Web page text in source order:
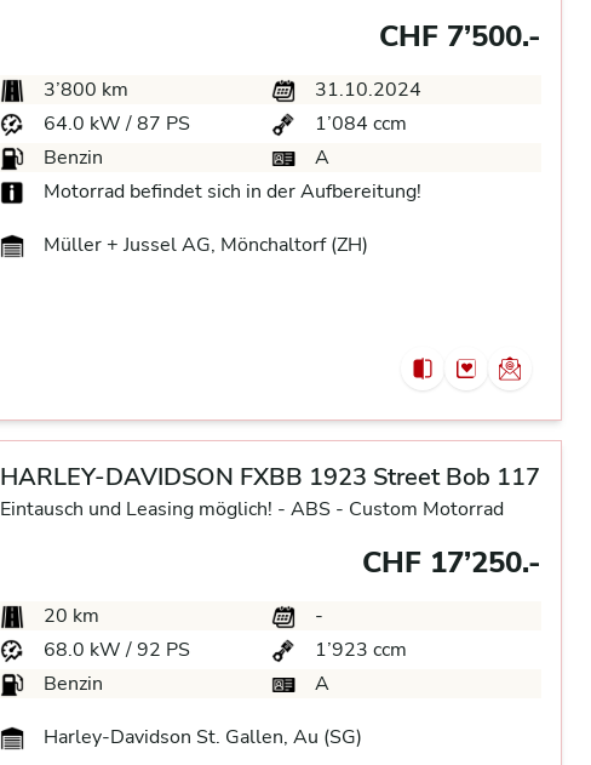
CHF 7’500.-
3’800 km
31.10.2024
64.0 kW / 87 PS
1’084 ccm
Benzin
A
Motorrad befindet sich in der Aufbereitung!
Müller + Jussel AG, Mönchaltorf (ZH)
HARLEY-DAVIDSON FXBB 1923 Street Bob 117
Eintausch und Leasing möglich! - ABS - Custom Motorrad
CHF 17’250.-
20 km
-
68.0 kW / 92 PS
1’923 ccm
Benzin
A
Harley-Davidson St. Gallen, Au (SG)